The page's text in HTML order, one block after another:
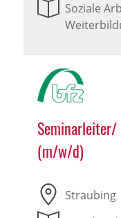
Soziale
(m/w/d)
Straubing